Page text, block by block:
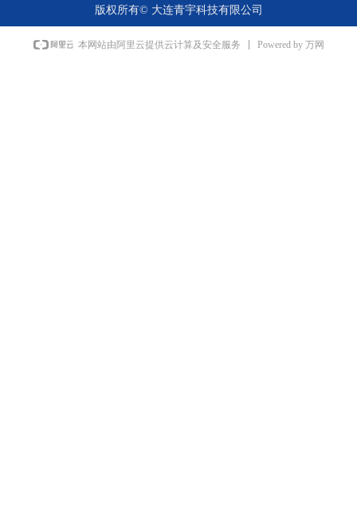
版权所有© 大连青宇科技有限公司
本网站由阿里云提供云计算及安全服务 Powered by 万网